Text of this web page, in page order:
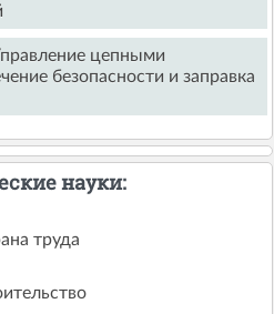
цепными
безопасности и заправка
науки:
труда